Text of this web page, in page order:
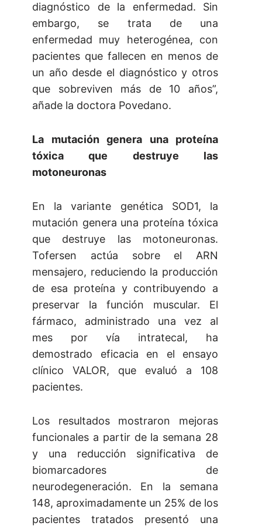
diagnóstico de la enfermedad. Sin
embargo, se trata de una
enfermedad muy heterogénea, con
pacientes que fallecen en menos de
un año desde el diagnóstico y otros
que sobreviven más de 10 años”,
añade la doctora Povedano.
La mutación genera una proteína
tóxica que destruye las
motoneuronas
En la variante genética SOD1, la
mutación genera una proteína tóxica
que destruye las motoneuronas.
Tofersen actúa sobre el ARN
mensajero, reduciendo la producción
de esa proteína y contribuyendo a
preservar la función muscular. El
fármaco, administrado una vez al
mes por vía intratecal, ha
demostrado eficacia en el ensayo
clínico VALOR, que evaluó a 108
pacientes.
Los resultados mostraron mejoras
funcionales a partir de la semana 28
y una reducción significativa de
biomarcadores de
neurodegeneración. En la semana
148, aproximadamente un 25% de los
pacientes tratados presentó una